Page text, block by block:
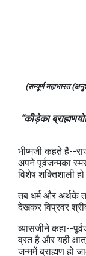
(सम्पूर्ण महाभारत
“कीड़ेका
भीष्मजी कहते हैं--
अपने पूर्वजन्मका
विशेष शक्तिशाली
तब धर्म और अर्थके
देखकर विप्रवर
व्यासजीने कहा--
व्रत है और यही
जन्ममें ब्राह्मण हो